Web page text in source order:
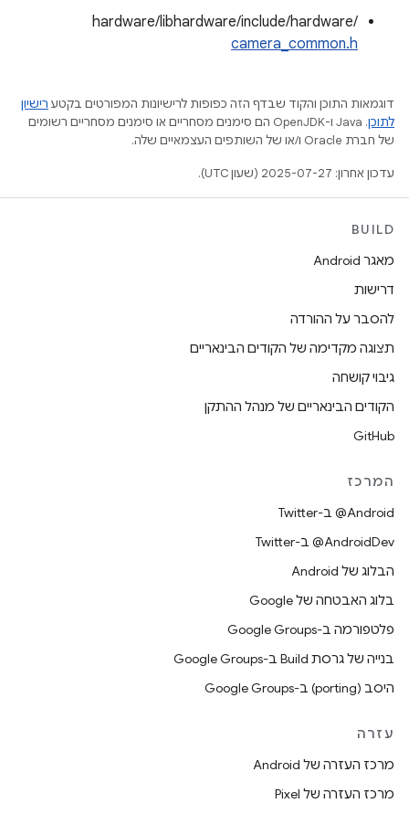
hardware/libhardware/include/hardware/
camera_common.h
דוגמאות התוכן והקוד שבדף הזה כפופות לרישיונות המפורטים בקטע רישיון
לתוכן
.‏ Java ו-OpenJDK הם סימנים מסחריים או סימנים מסחריים רשומים
של חברת Oracle ו/או של השותפים העצמאיים שלה.
עדכון אחרון: 2025-07-27 (שעון UTC).
BUILD
מאגר Android
דרישות
להסבר על ההורדה
תצוגה מקדימה של הקודים הבינאריים
גיבוי קושחה
הקודים הבינאריים של מנהל ההתקן
GitHub
המרכז
‎@Android ב-Twitter
‎@AndroidDev ב-Twitter
הבלוג של Android
בלוג האבטחה של Google
פלטפורמה ב-Google Groups
בנייה של גרסת Build ב-Google Groups
היסב (porting) ב-Google Groups
עזרה
מרכז העזרה של Android
מרכז העזרה של Pixel